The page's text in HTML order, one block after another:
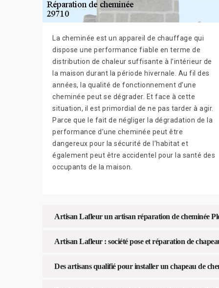
La cheminée est un appareil de chauffage qui
dispose une performance fiable en terme de
distribution de chaleur suffisante à l’intérieur de
la maison durant la période hivernale. Au fil des
années, la qualité de fonctionnement d’une
cheminée peut se dégrader. Et face à cette
situation, il est primordial de ne pas tarder à agir.
Parce que le fait de négliger la dégradation de la
performance d’une cheminée peut être
dangereux pour la sécurité de l’habitat et
également peut être accidentel pour la santé des
occupants de la maison.
Artisan Lafleur un artisan réparation de cheminée
Artisan Lafleur : société pose et réparation de
Des artisans qualifié pour installer un chapeau de